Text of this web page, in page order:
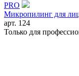
PRO
Микропилинг для
арт. 124
Только для